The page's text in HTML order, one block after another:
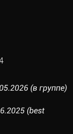
(в группе)
(best